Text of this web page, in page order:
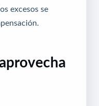
excesos se